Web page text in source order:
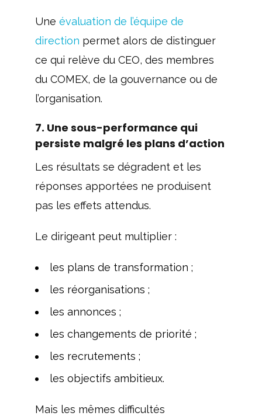
Une évaluation de l’équipe de
direction permet alors de distinguer
ce qui relève du CEO, des membres
du COMEX, de la gouvernance ou de
l’organisation.
7. Une sous-performance qui
persiste malgré les plans d’action
Les résultats se dégradent et les
réponses apportées ne produisent
pas les effets attendus.
Le dirigeant peut multiplier :
les plans de transformation ;
les réorganisations ;
les annonces ;
les changements de priorité ;
les recrutements ;
les objectifs ambitieux.
Mais les mêmes difficultés